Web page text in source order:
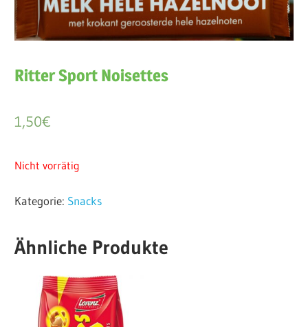
Ritter Sport Noisettes
1,50€
Nicht vorrätig
Kategorie: Snacks
Ähnliche Produkte